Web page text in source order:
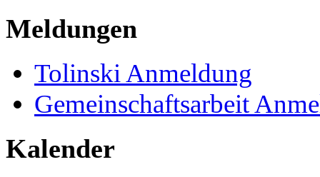
Meldungen
Tolinski Anmeldung
Gemeinschaftsarbeit
Kalender